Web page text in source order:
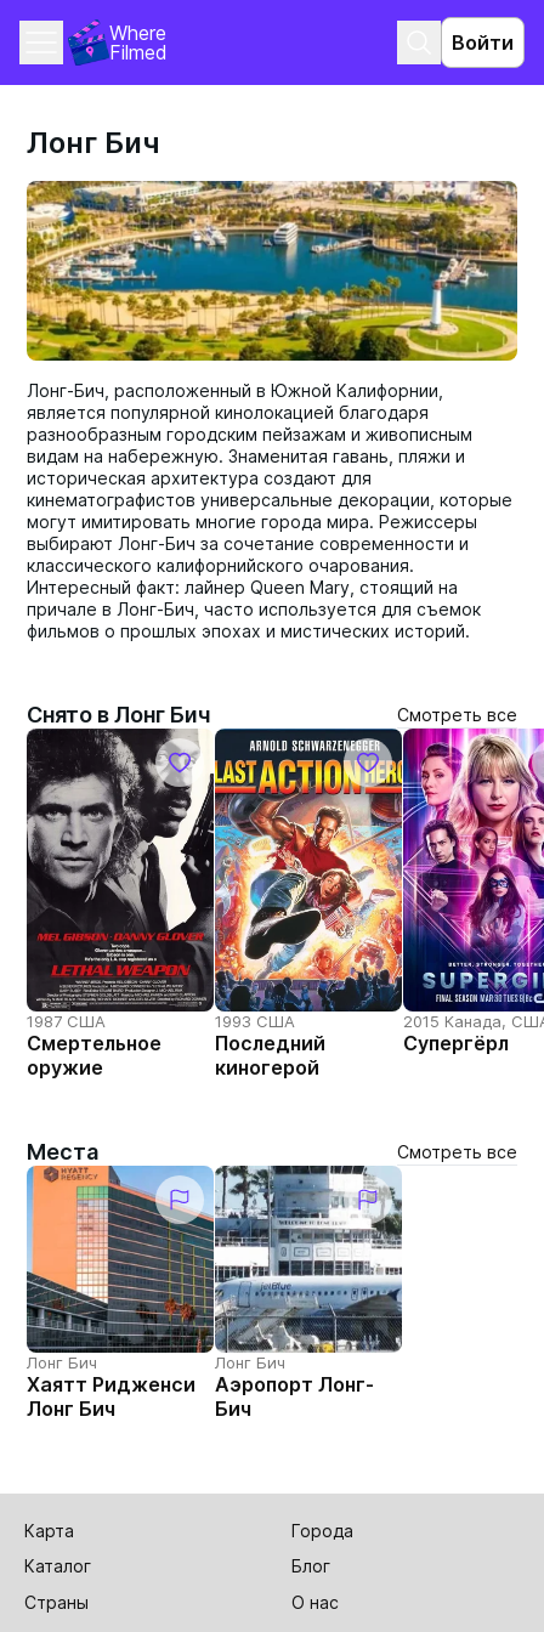
Where
Filmed
Войти
Лонг Бич
Лонг-Бич, расположенный в Южной Калифорнии,
является популярной кинолокацией благодаря
разнообразным городским пейзажам и живописным
видам на набережную. Знаменитая гавань, пляжи и
историческая архитектура создают для
кинематографистов универсальные декорации, которые
могут имитировать многие города мира. Режиссеры
выбирают Лонг-Бич за сочетание современности и
классического калифорнийского очарования.
Интересный факт: лайнер Queen Mary, стоящий на
причале в Лонг-Бич, часто используется для съемок
фильмов о прошлых эпохах и мистических историй.
Снято в Лонг Бич Смотреть все
1987 США
Смертельное
оружие
1993 США
Последний
киногерой
2015 Канада,
Супергёрл
Места Смотреть все
Лонг Бич
Хаятт Ридженси
Лонг Бич
Лонг Бич
Аэропорт Лонг-
Бич
Карта
Города
Каталог
Блог
Страны
О нас